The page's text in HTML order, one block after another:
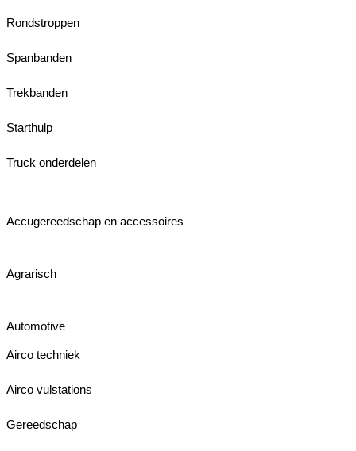
Rondstroppen
Spanbanden
Trekbanden
Starthulp
Truck onderdelen
Accugereedschap en accessoires
Agrarisch
Automotive
Airco techniek
Airco vulstations
Gereedschap